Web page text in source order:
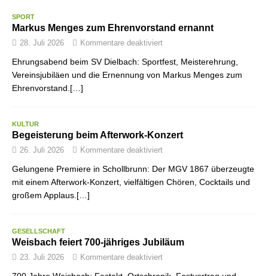
SPORT
Markus Menges zum Ehrenvorstand ernannt
28. Juli 2026 Kommentare deaktiviert
Ehrungsabend beim SV Dielbach: Sportfest, Meisterehrung,
Vereinsjubiläen und die Ernennung von Markus Menges zum
Ehrenvorstand.[…]
KULTUR
Begeisterung beim Afterwork-Konzert
26. Juli 2026 Kommentare deaktiviert
Gelungene Premiere in Schollbrunn: Der MGV 1867 überzeugte
mit einem Afterwork-Konzert, vielfältigen Chören, Cocktails und
großem Applaus.[…]
GESELLSCHAFT
Weisbach feiert 700-jähriges Jubiläum
23. Juli 2026 Kommentare deaktiviert